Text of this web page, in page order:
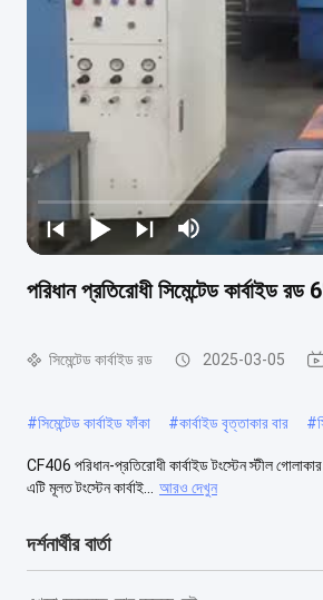
পরিধান প্রতিরোধী সিমেন্টেড কার্বাইড রড
সিমেন্টেড কার্বাইড রড 2025-03-05
#সিমেন্টেড কার্বাইড ফাঁকা #কার্বাইড বৃত্তাকার বার #
CF406 পরিধান-প্রতিরোধী কার্বাইড টংস্টেন স্টীল
এটি মূলত টংস্টেন কার্বাই...
আরও দেখুন
দর্শনার্থীর বার্তা